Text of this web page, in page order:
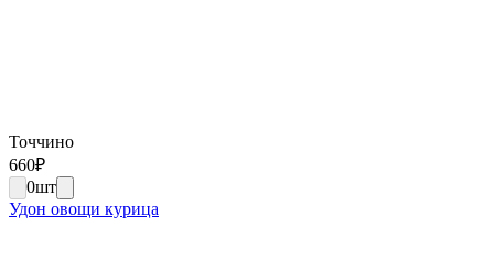
Точчино
660₽
0шт
Удон овощи курица